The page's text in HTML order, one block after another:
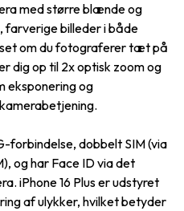
med større blænde og
farverige billeder i både
om du fotograferer tæt på
dig op til 2x optisk zoom og
eksponering og
forbindelse, dobbelt SIM (via
og har Face ID via det
iPhone 16 Plus er udstyret
af ulykker, hvilket betyder